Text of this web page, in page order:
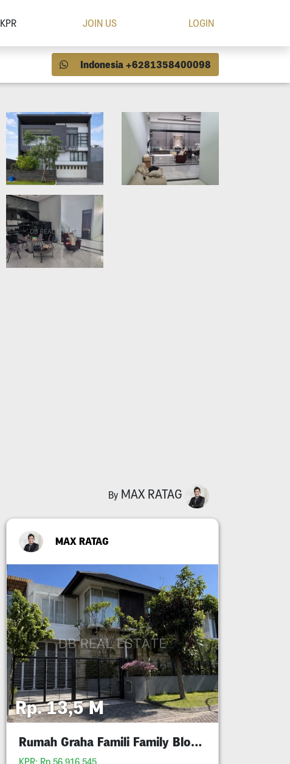
KPR JOIN US LOGIN
Indonesia +6281358400098
By MAX RATAG
MAX RATAG
Rp. 13,5 M
Rumah Graha Famili Family Blok W
KPR: Rp.56,916,545